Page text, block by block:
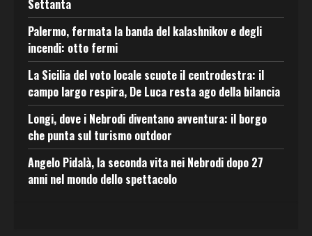
Settanta
Palermo, fermata la banda del kalashnikov e degli
incendi: otto fermi
La Sicilia del voto locale scuote il centrodestra: il
campo largo respira, De Luca resta ago della bilancia
Longi, dove i Nebrodi diventano avventura: il borgo
che punta sul turismo outdoor
Angelo Pidalà, la seconda vita nei Nebrodi dopo 27
anni nel mondo dello spettacolo